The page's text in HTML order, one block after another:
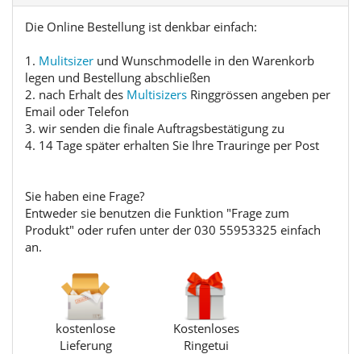
Die Online Bestellung ist denkbar einfach:
1. Mulitsizer und Wunschmodelle in den Warenkorb
legen und Bestellung abschließen
2. nach Erhalt des Multisizers Ringgrössen angeben per
Email oder Telefon
3. wir senden die finale Auftragsbestätigung zu
4. 14 Tage später erhalten Sie Ihre Trauringe per Post
Sie haben eine Frage?
Entweder sie benutzen die Funktion "Frage zum
Produkt" oder rufen unter der 030 55953325 einfach
an.
kostenlose
Lieferung
Kostenloses
Ringetui